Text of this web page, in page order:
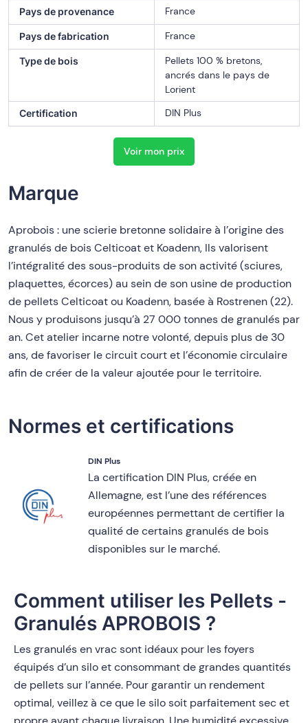
Pays de provenance France
Pays de fabrication France
Type de bois
Pellets 100 % bretons,
ancrés dans le pays de
Lorient
Certification DIN Plus
Voir mon prix
Marque
Aprobois : une scierie bretonne solidaire à l’origine des
granulés de bois Celticoat et Koadenn, Ils valorisent
l’intégralité des sous-produits de son activité (sciures,
plaquettes, écorces) au sein de son usine de production
de pellets Celticoat ou Koadenn, basée à Rostrenen (22).
Nous y produisons jusqu’à 27 000 tonnes de granulés par
an. Cet atelier incarne notre volonté, depuis plus de 30
ans, de favoriser le circuit court et l’économie circulaire
afin de créer de la valeur ajoutée pour le territoire.
Normes et certifications
DIN Plus
La certification DIN Plus, créée en
Allemagne, est l’une des références
européennes permettant de certifier la
qualité de certains granulés de bois
disponibles sur le marché.
Comment utiliser les Pellets -
Granulés APROBOIS ?
Les granulés en vrac sont idéaux pour les foyers
équipés d’un silo et consommant de grandes quantités
de pellets sur l’année. Pour garantir un rendement
optimal, veillez à ce que le silo soit parfaitement sec et